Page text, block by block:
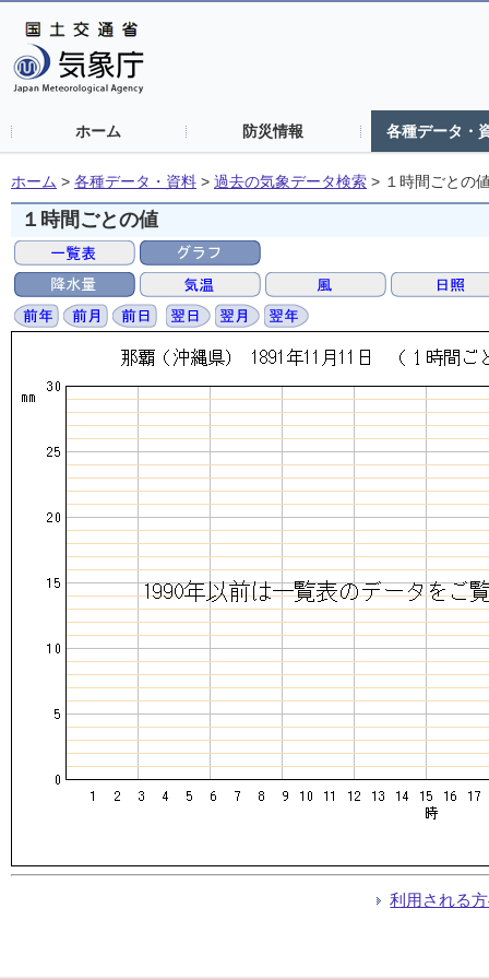
ホーム 防災情報 各種データ・
ホーム > 各種データ・資料 > 過去の気象データ検索 > １時間ごとの
１時間ごとの値
利用される